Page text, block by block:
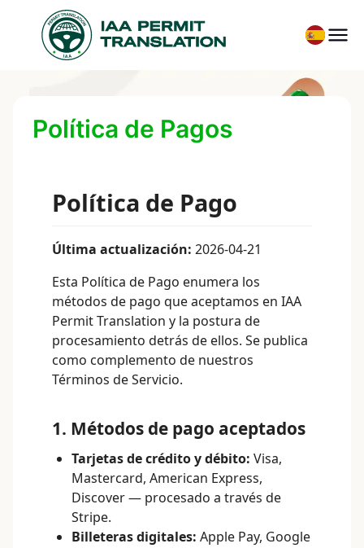
Política de Pagos
Política de Pago
Última actualización: 2026-04-21
Esta Política de Pago enumera los
métodos de pago que aceptamos en IAA
Permit Translation y la postura de
procesamiento detrás de ellos. Se publica
como complemento de nuestros
Términos de Servicio.
1. Métodos de pago aceptados
Tarjetas de crédito y débito: Visa,
Mastercard, American Express,
Discover — procesado a través de
Stripe.
Billeteras digitales: Apple Pay, Google